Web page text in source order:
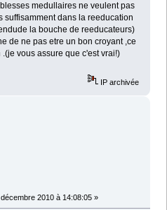
medullaires ne veulent pas
suffisamment dans la reeducation
la bouche de reeducateurs)
de ne pas etre un bon croyant ,ce
vous assure que c'est vrai!)
IP archivée
2010 à 14:08:05 »